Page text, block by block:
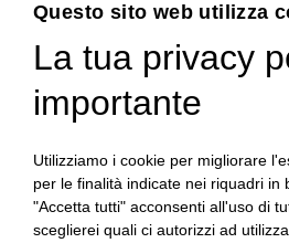
Questo sito web utilizza
La tua privacy
importante
Utilizziamo i cookie per migliorare
per le finalità indicate nei riquadri in
"Accetta tutti" acconsenti all'uso di
sceglierei quali ci autorizzi ad